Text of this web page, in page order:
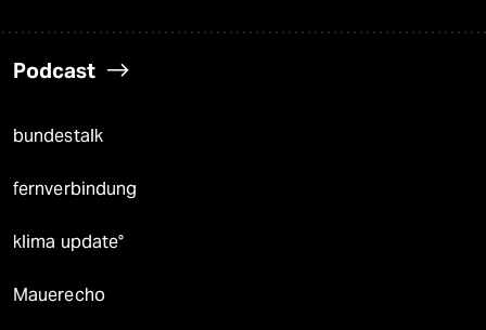
Podcast
bundestalk
fernverbindung
klima update°
Mauerecho